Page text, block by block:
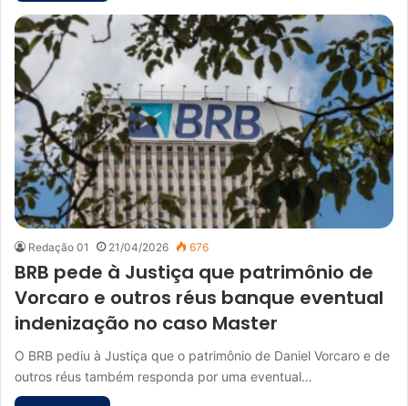
Redação 01 21/04/2026 676
BRB pede à Justiça que patrimônio de
Vorcaro e outros réus banque eventual
indenização no caso Master
O BRB pediu à Justiça que o patrimônio de Daniel Vorcaro e de
outros réus também responda por uma eventual…